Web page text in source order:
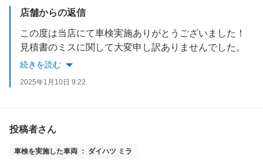
店舗からの返信
この度は当店にて車検実施ありがとうございました！
見積書のミスに関して大変申し訳ありませんでした。
今後同じようなことのないようスタッフ一同努めてまいります。
続きを読む
2025年1月10日 9:22
投稿者さん
車検を実施した車両 ： ダイハツ ミラ